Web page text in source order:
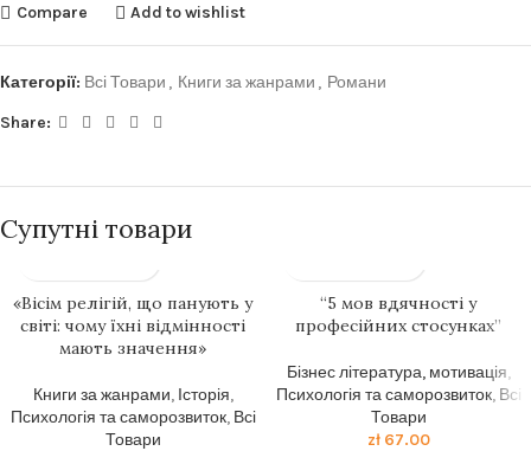
Compare Add to wishlist
Категорії: Всі Товари , Книги за жанрами , Романи
Share:
Супутні товари
«Вісім релігій, що панують у
світі: чому їхні відмінності
мають значення»
Книги за жанрами, Історія,
Психологія та саморозвиток, Всі
Товари
“5 мов вдячності у
професійних стосунках”
Бізнес література, мотивація,
Психологія та саморозвиток, Всі
Товари
zł67.00